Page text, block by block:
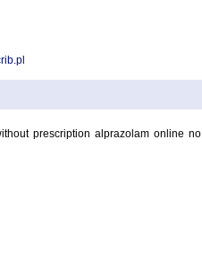
prescription alprazolam online